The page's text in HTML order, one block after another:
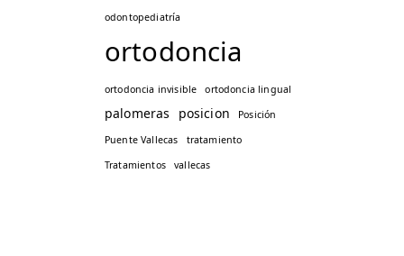
odontopediatría
ortodoncia
ortodoncia invisible ortodoncia lingual
palomeras posicion
Posición
Puente Vallecas
tratamiento
Tratamientos
vallecas